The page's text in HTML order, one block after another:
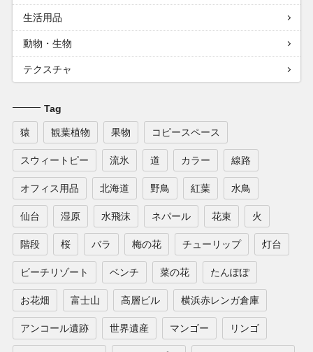
生活用品
動物・生物
テクスチャ
Tag
猿 観葉植物 果物 コピースペース
スウィートピー 流氷 道 カラー 線路
オフィス用品 北海道 野鳥 紅葉 水鳥
仙台 湿原 水飛沫 ネパール 花束 火
階段 桜 バラ 梅の花 チューリップ 灯台
ビーチリゾート ベンチ 菜の花 たんぽぽ
お花畑 富士山 高層ビル 横浜赤レンガ倉庫
アンコール遺跡 世界遺産 マンゴー リンゴ